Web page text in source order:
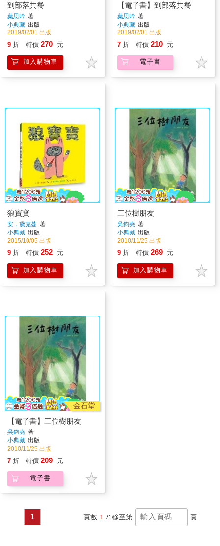
到部落共餐
葉思吟 著
小典藏 出版
2019/02/01 出版
9 折 特價 270 元
加入購物車
【電子書】到部落共餐
葉思吟 著
小典藏 出版
2019/02/01 出版
7 折 特價 210 元
電子書
狼寶寶
安．黛克蔓 著
小典藏 出版
2015/10/05 出版
9 折 特價 252 元
加入購物車
三位樹朋友
吳鈞堯 著
小典藏 出版
2010/11/25 出版
9 折 特價 269 元
加入購物車
金石堂
【電子書】三位樹朋友
吳鈞堯 著
小典藏 出版
2010/11/25 出版
7 折 特價 209 元
電子書
1 頁數 1 /1移至第 頁